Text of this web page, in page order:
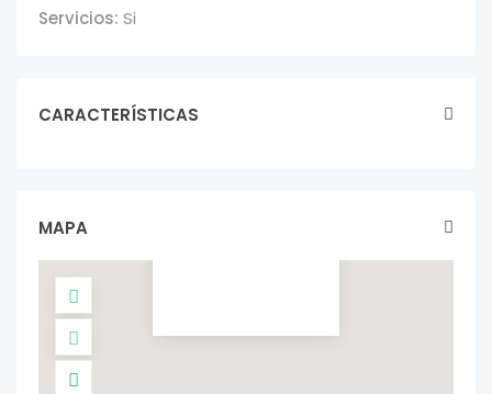
Servicios: Si
CARACTERÍSTICAS
MAPA